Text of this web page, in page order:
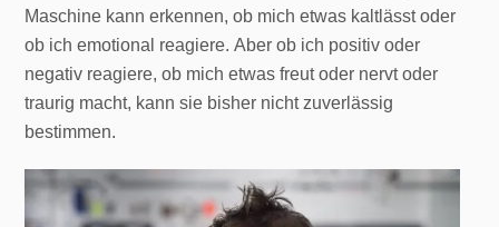
Maschine kann erkennen, ob mich etwas kaltlässt oder
ob ich emotional reagiere. Aber ob ich positiv oder
negativ reagiere, ob mich etwas freut oder nervt oder
traurig macht, kann sie bisher nicht zuverlässig
bestimmen.